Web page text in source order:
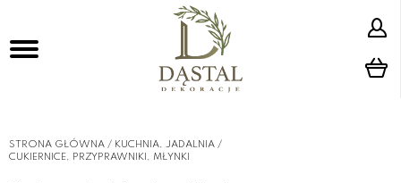
STRONA GŁÓWNA / KUCHNIA, JADALNIA /
CUKIERNICE, PRZYPRAWNIKI, MŁYNKI